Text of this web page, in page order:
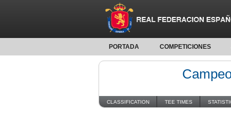
PORTADA COMPETICIONES
CLASSIFICATION TEE TIMES